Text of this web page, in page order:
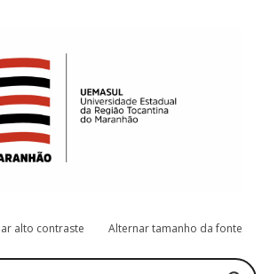
alto contraste Alternar tamanho da fonte